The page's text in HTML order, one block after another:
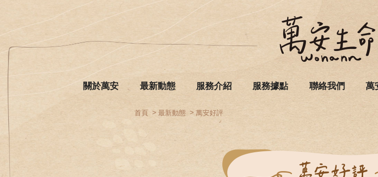
關於萬安 最新動態 服務介紹 服務據點 聯絡我們 萬
首頁 最新動態 萬安好評